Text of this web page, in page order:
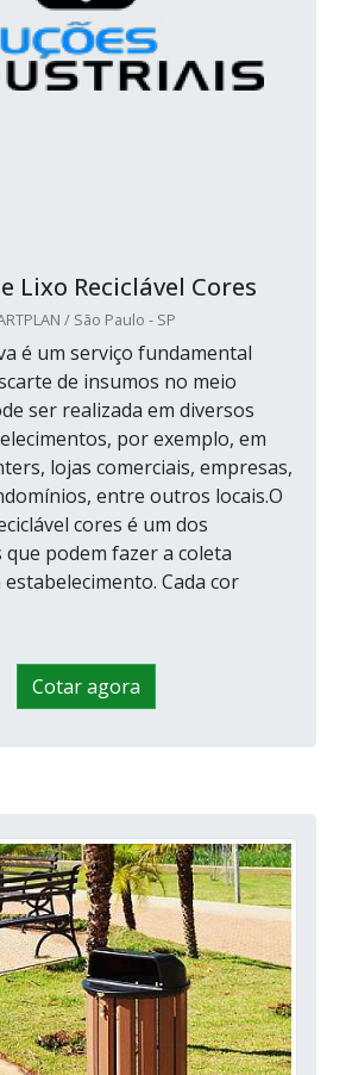
Lixo Reciclável Cores
/ São Paulo - SP
é um serviço fundamental
de insumos no meio
ser realizada em diversos
por exemplo, em
lojas comerciais, empresas,
entre outros locais.O
cores é um dos
podem fazer a coleta
Cada cor
Cotar agora